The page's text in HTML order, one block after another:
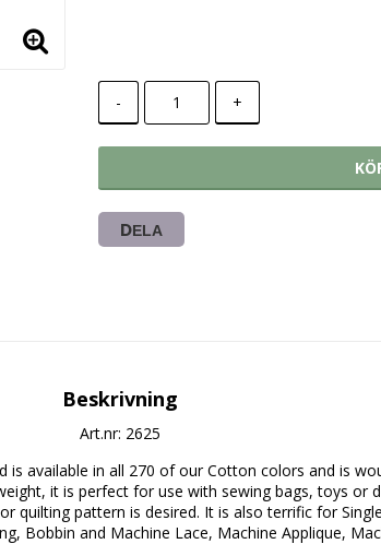
- +
DELA
Beskrivning
Art.nr: 2625
is available in all 270 of our Cotton colors and is
it is perfect for use with sewing bags, toys or
quilting pattern is desired. It is also terrific for
Bobbin and Machine Lace, Machine Applique,